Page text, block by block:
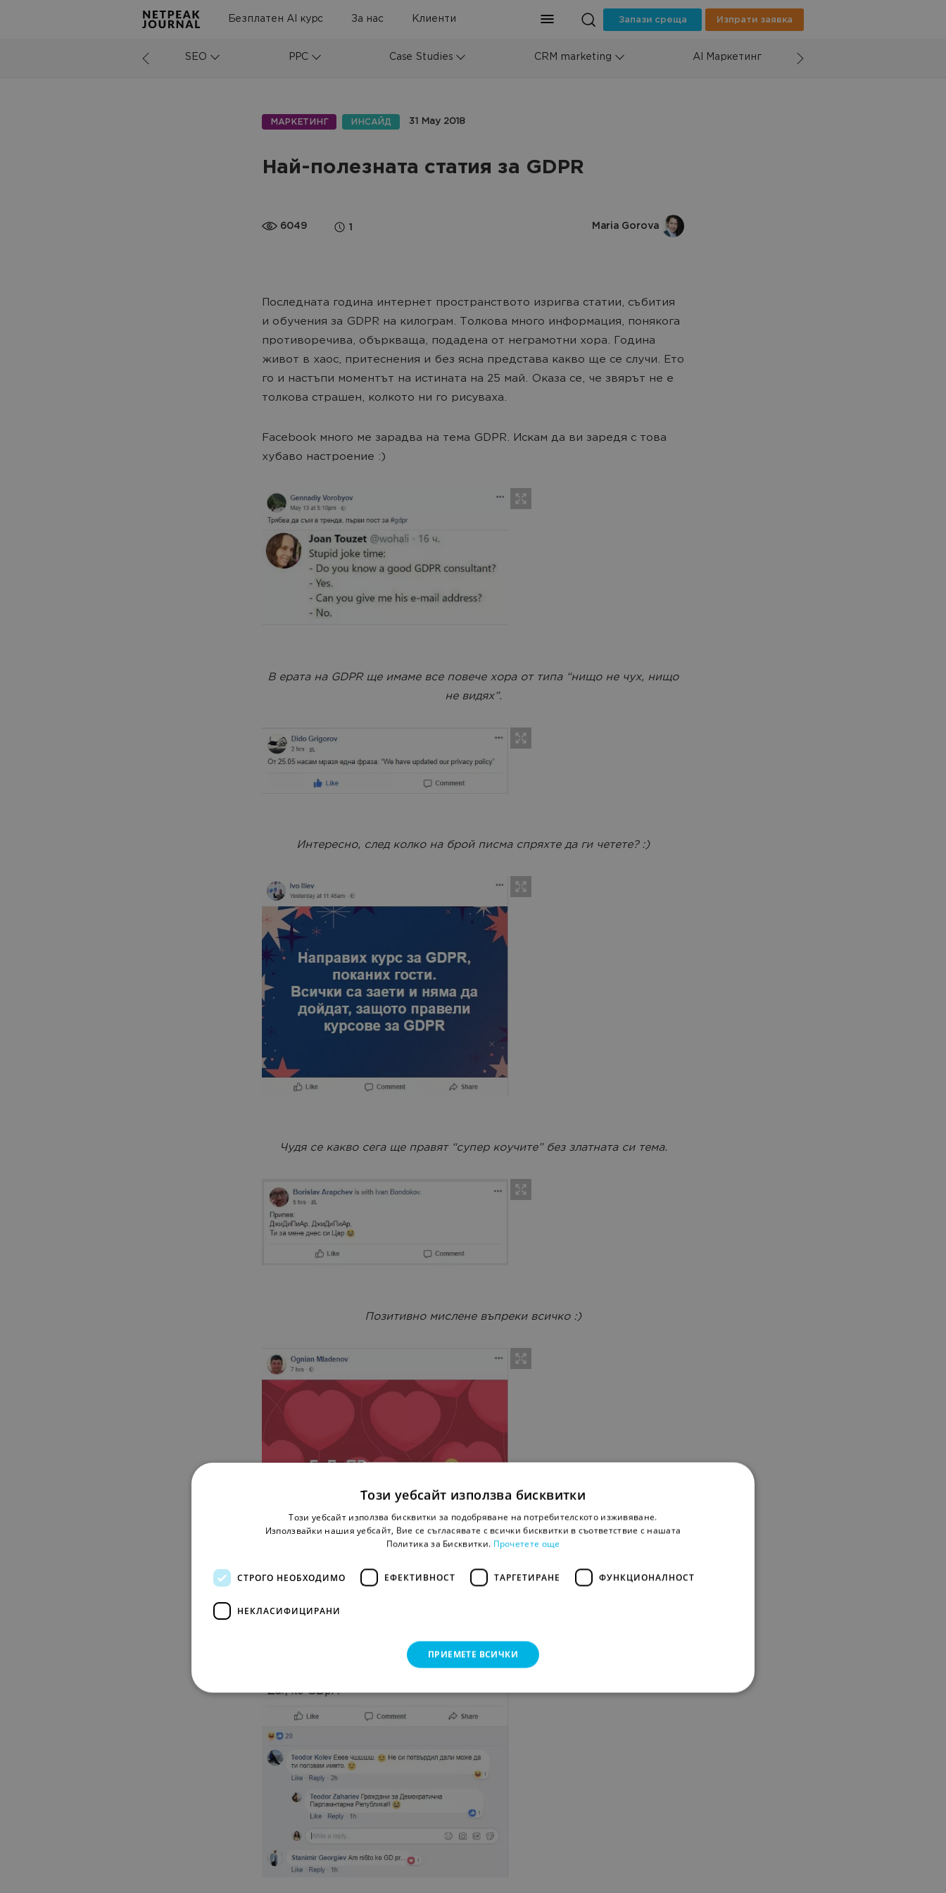
Безплатен AI курс За нас Клиенти Запази среща Изпрати заявка
SEO PPC Case Studies CRM marketing AI Маркетинг
МАРКЕТИНГ ИНСАЙД 31 May 2018
Най-полезната статия за GDPR
6049 1 Maria Gorova
Последната година интернет пространството изригва статии, събития
и обучения за GDPR на килограм. Толкова много информация, понякога
противоречива, объркваща, подадена от неграмотни хора. Година
живот в хаос, притеснения и без ясна представа какво ще се случи. Ето
го и настъпи моментът на истината на 25 май. Оказа се, че звярът не е
толкова страшен, колкото ни го рисуваха.
Facebook много ме зарадва на тема GDPR. Искам да ви заредя с това
хубаво настроение :)
В ерата на GDPR ще имаме все повече хора от типа “нищо не чух, нищо
не видях”.
Интересно, след колко на брой писма спряхте да ги четете? :)
Чудя се какво сега ще правят “супер коучите” без златната си тема.
Позитивно мислене въпреки всичко :)
Този уебсайт използва бисквитки
Този уебсайт използва бисквитки за подобряване на потребителското изживяване.
Използвайки нашия уебсайт, Вие се съгласявате с всички бисквитки в съответствие с нашата
Политика за Бисквитки. Прочетете още
СТРОГО НЕОБХОДИМО ЕФЕКТИВНОСТ ТАРГЕТИРАНЕ ФУНКЦИОНАЛНОСТ
НЕКЛАСИФИЦИРАНИ
ПРИЕМЕТЕ ВСИЧКИ